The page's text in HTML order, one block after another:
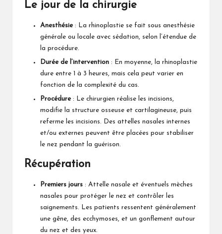
Le jour de la chirurgie
Anesthésie: La rhinoplastie se fait sous anesthésie
générale ou locale avec sédation, selon l’étendue de
la procédure.
Durée de l’intervention : En moyenne, la rhinoplastie
dure entre 1 à 3 heures, mais cela peut varier en
fonction de la complexité du cas.
Procédure: Le chirurgien réalise les incisions,
modifie la structure osseuse et cartilagineuse, puis
referme les incisions. Des attelles nasales internes
et/ou externes peuvent être placées pour stabiliser
le nez pendant la guérison.
Récupération
Premiers jours : Attelle nasale et éventuels mèches
nasales pour protéger le nez et contrôler les
saignements. Les patients ressentent généralement
une gêne, des ecchymoses, et un gonflement autour
du nez et des yeux.